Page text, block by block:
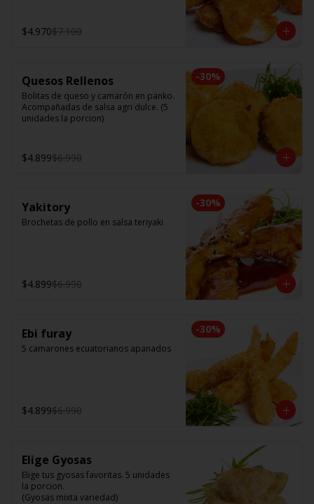
$4.970$7.100
-30%
Quesos Rellenos
Bolitas de queso y camarón en panko.
Acompañadas de salsa agri dulce. (5
unidades la porcion)
$4.899$6.990
-30%
Yakitory
Brochetas de pollo en salsa teriyaki
$4.899$6.990
-30%
Ebi furay
5 camarones ecuatorianos apanados
$4.899$6.990
Elige Gyosas
Elige tus gyosas favoritas. 5 unidades
la porcion.
(Gyosas mixta variedad)